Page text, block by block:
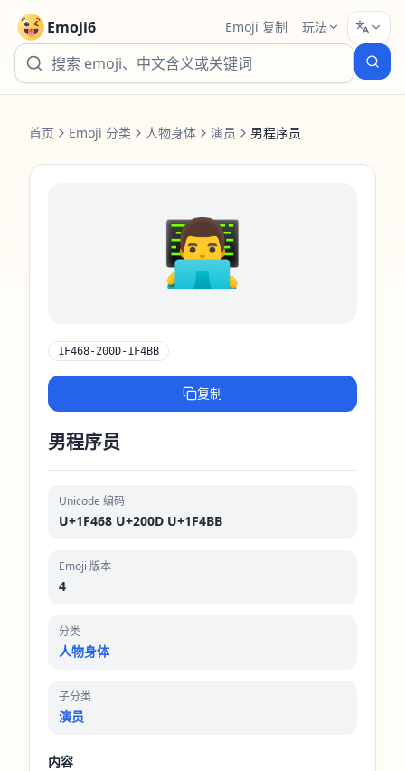
Emoji6 Emoji 复制 玩法
首页 Emoji 分类 人物身体 演员 男程序员
👨‍💻
1F468-200D-1F4BB
复制
男程序员
Unicode 编码
U+1F468 U+200D U+1F4BB
Emoji 版本
4
分类
人物身体
子分类
演员
内容